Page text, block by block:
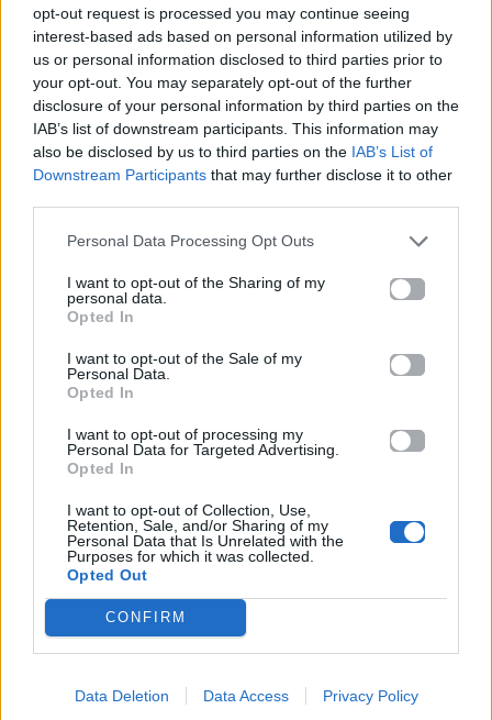
opt-out request is processed you may continue seeing
interest-based ads based on personal information utilized by
us or personal information disclosed to third parties prior to
your opt-out. You may separately opt-out of the further
disclosure of your personal information by third parties on the
IAB’s list of downstream participants. This information may
also be disclosed by us to third parties on the IAB’s List of
Downstream Participants that may further disclose it to other
Personal Data Processing Opt Outs
I want to opt-out of the Sharing of my
personal data.
Opted In
I want to opt-out of the Sale of my
Personal Data.
Opted In
I want to opt-out of processing my
Personal Data for Targeted Advertising.
Opted In
I want to opt-out of Collection, Use,
Retention, Sale, and/or Sharing of my
Personal Data that Is Unrelated with the
Purposes for which it was collected.
Opted Out
CONFIRM
Data Deletion Data Access Privacy Policy
26.06.2026 26.06.2026
Life
κολυμπήσεις στην
Αττική: Οι 29
ακατάλληλες παραλίες
25.06.2026
Life
νέους επιστήμονες με
EUROVISION
ΕΡΤ: Εντυπωσιακή
αύξηση κερδοφορίας
Μεταφορικό μέσο ή
Οδηγός ασφαλούς